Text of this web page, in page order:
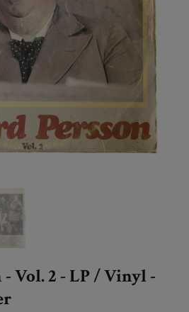
Vol. 2 - LP / Vinyl -